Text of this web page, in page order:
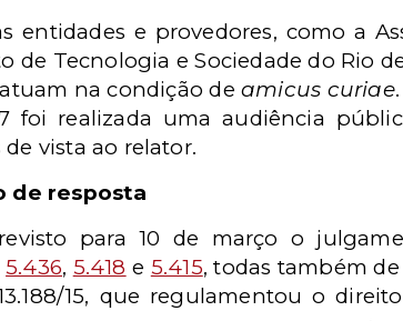
entidades e provedores, como a
de Tecnologia e Sociedade do Rio
na condição deamicus curiae
foi realizada uma audiência
vista ao relator.
de resposta
para 10 de março o
5.436, 5.418 e 5.415, todas também
15, que regulamentou o